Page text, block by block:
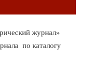
журнал»
по каталогу